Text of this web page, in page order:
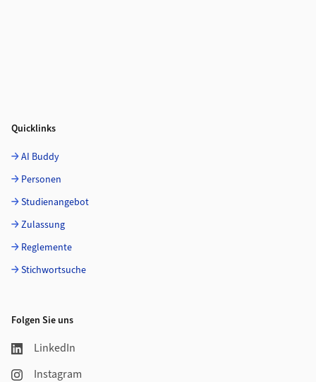
Quicklinks
AI Buddy
Personen
Studienangebot
Zulassung
Reglemente
Stichwortsuche
Folgen Sie uns
LinkedIn
Instagram